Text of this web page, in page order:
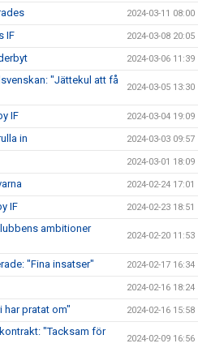
2024-03-11 08:00
IF 2024-03-08 20:05
2024-03-06 11:39
"Jättekul att få
2024-03-05 13:30
IF 2024-03-04 19:09
in 2024-03-03 09:57
2024-03-01 18:09
2024-02-24 17:01
IF 2024-02-23 18:51
ambitioner
2024-02-20 11:53
"Fina insatser" 2024-02-17 16:34
2024-02-16 18:24
har pratat om" 2024-02-16 15:58
"Tacksam för
2024-02-09 16:56